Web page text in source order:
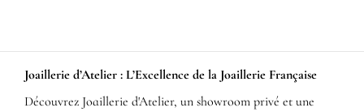
Joaillerie d’Atelier : L’Excellence de la Joaillerie Française
Découvrez Joaillerie d'Atelier, un showroom privé et une